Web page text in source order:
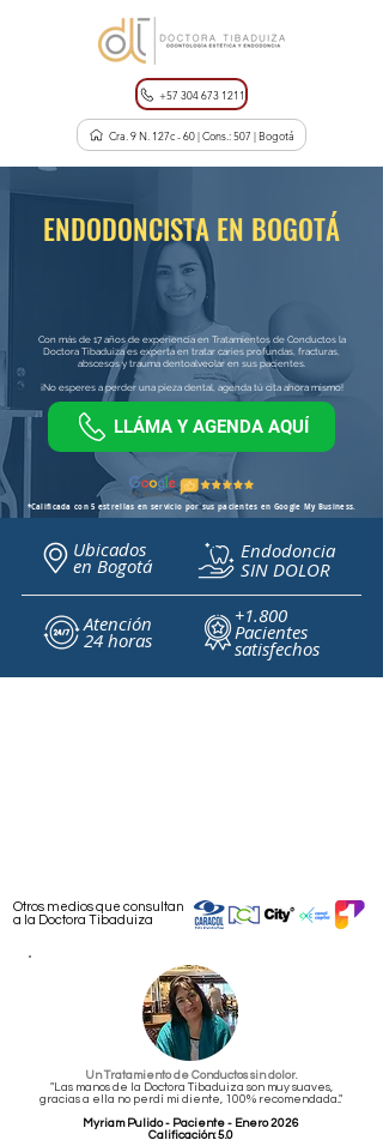
+57 304 673 1211
Cra. 9 N. 127c - 60 | Cons.: 507 | Bogotá
ENDODONCISTA EN BOGOTÁ
Con más de 17 años de experiencia en Tratamientos de Conductos la
Doctora Tibaduiza es experta en tratar caries profundas, fracturas,
abscesos y trauma dentoalveolar en sus pacientes.
¡No esperes a perder una pieza dental, agenda tú cita ahora mismo!
LLÁMA Y AGENDA AQUÍ
*Calificada con 5 estrellas en servicio por sus pacientes en Google My Business.
Ubicados
en Bogotá
Endodoncia
SIN DOLOR
Atención
24 horas
+1.800
Pacientes
satisfechos
Otros medios que consultan
a la Doctora Tibaduiza
Un Tratamiento de Conductos sin dolor.
"Las manos de la Doctora Tibaduiza son muy suaves,
gracias a ella no perdí mi diente, 100% recomendada..."
Myriam Pulido - Paciente - Enero 2026
Calificación: 5.0